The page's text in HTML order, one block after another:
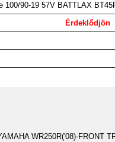
100/90-19 57V BATTLAX
Érdeklődjön
WR250R('08)-FRONT